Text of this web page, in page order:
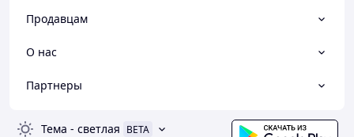
Продавцам
О нас
Партнеры
Тема - светлая BETA